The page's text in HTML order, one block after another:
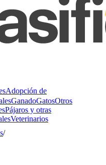
Adopción de
GanadoGatosOtros
Pájaros y otras
Veterinarios
/